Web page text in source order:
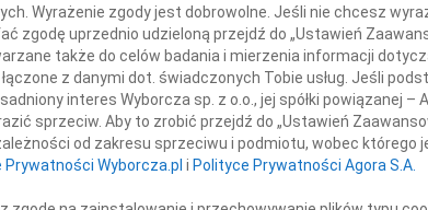
Piotrkowi i Ani
po śmierci
INNE
07.08.2026
Dziekanie
07.08.2026
Naszej
Jacek
Z wielkim
Małgorzata
W dniu 3
Wyrażenie zgody jest dobrowolne. Jeśli nie chcesz
zgodę uprzednio udzieloną przejdź do „Ustawień
także do celów badania i mierzenia informacji
z danymi dot. świadczonych Tobie usług. Jeśli
interes Wyborcza sp. z o.o., jej spółki powiązanej –
sprzeciw. Aby to zrobić przejdź do „Ustawień
od zakresu sprzeciwu i podmiotu, wobec którego
Prywatności Wyborcza.pl i Polityce Prywatności Agora S.A.